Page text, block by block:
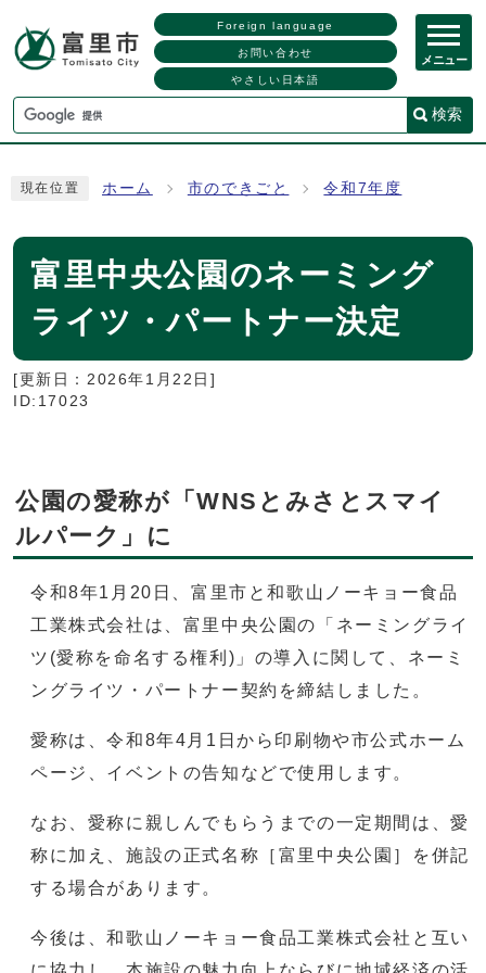
Foreign language
お問い合わせ
やさしい日本語
検索
メニュー
現在位置 ホーム 市のできごと 令和7年度
富里中央公園のネーミング
ライツ・パートナー決定
[更新日： 2026年1月22日 ]
ID:17023
公園の愛称が「WNSとみさとスマイ
ルパーク」に
令和8年1月20日、富里市と和歌山ノーキョー食品
工業株式会社は、富里中央公園の「ネーミングライ
ツ(愛称を命名する権利)」の導入に関して、ネーミ
ングライツ・パートナー契約を締結しました。
愛称は、令和8年4月1日から印刷物や市公式ホーム
ページ、イベントの告知などで使用します。
なお、愛称に親しんでもらうまでの一定期間は、愛
称に加え、施設の正式名称［富里中央公園］を併記
する場合があります。
今後は、和歌山ノーキョー食品工業株式会社と互い